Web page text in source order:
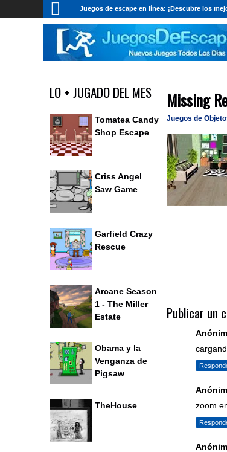
Juegos de escape en línea: ¡Descubre los
Missing
Juegos de
Publicar un
zoom
LO + JUGADO DEL MES
Tomatea Candy
Shop Escape
Criss Angel
Saw Game
Garfield Crazy
Rescue
Arcane Season
1 - The Miller
Estate
Obama y la
Venganza de
Pigsaw
TheHouse